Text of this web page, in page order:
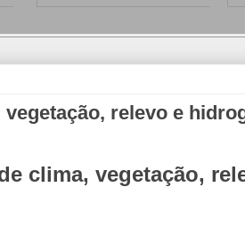
relevo e
clima, vegetação,